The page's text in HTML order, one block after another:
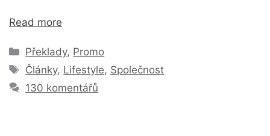
Read more
Rubriky
Překlady, Promo
Štítky
Články, Lifestyle, Společnost
130 komentářů